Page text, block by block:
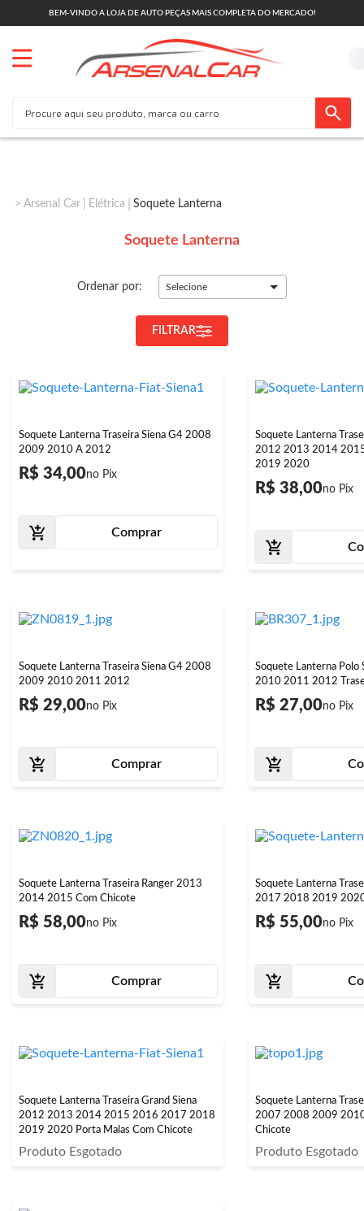
BEM-VINDO A LOJA DE AUTO PEÇAS MAIS COMPLETA DO MERCADO!
Arsenal Car Elétrica Soquete Lanterna
Soquete Lanterna
Ordenar por: Selecione
FILTRAR
Soquete Lanterna Traseira Siena G4 2008
2009 2010 A 2012
R$ 34,00
Comprar
Soquete Lanterna
2012 2013 2014
2019 2020
R$ 38,00
Soquete Lanterna Traseira Siena G4 2008
2009 2010 2011 2012
R$ 29,00
Comprar
Soquete Lanterna
2010 2011 2012
R$ 27,00
Soquete Lanterna Traseira Ranger 2013
2014 2015 Com Chicote
R$ 58,00
Comprar
Soquete Lanterna
2017 2018 2019
R$ 55,00
Soquete Lanterna Traseira Grand Siena
2012 2013 2014 2015 2016 2017 2018
2019 2020 Porta Malas Com Chicote
Produto Esgotado
Soquete Lanterna
2007 2008 2009
Chicote
Produto Esgotado